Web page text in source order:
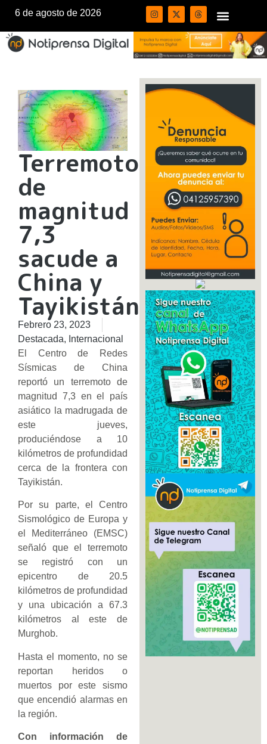
6 de agosto de 2026
Terremoto
de
magnitud
7,3
sacude a
China y
Tayikistán
Febrero 23, 2023
Destacada, Internacional
El Centro de Redes
Sísmicas de China
reportó un terremoto de
magnitud 7,3 en el país
asiático la madrugada de
este jueves,
produciéndose a 10
kilómetros de profundidad
cerca de la frontera con
Tayikistán.
Por su parte, el Centro
Sismológico de Europa y
el Mediterráneo (EMSC)
señaló que el terremoto
se registró con un
epicentro de 20.5
kilómetros de profundidad
y una ubicación a 67.3
kilómetros al este de
Murghob.
Hasta el momento, no se
reportan heridos o
muertos por este sismo
que encendió alarmas en
la región.
Con información de